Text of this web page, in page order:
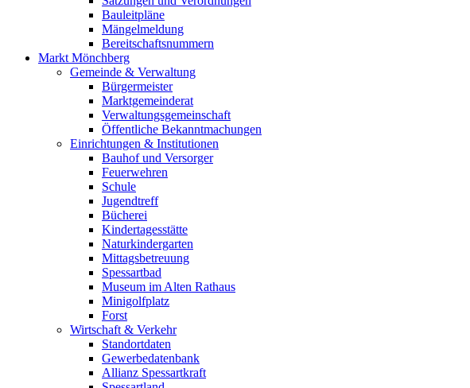
Bauleitpläne
Mängelmeldung
Bereitschaftsnummern
Markt Mönchberg
Gemeinde & Verwaltung
Bürgermeister
Marktgemeinderat
Verwaltungsgemeinschaft
Öffentliche Bekanntmachungen
Einrichtungen & Institutionen
Bauhof und Versorger
Feuerwehren
Schule
Jugendtreff
Bücherei
Kindertagesstätte
Naturkindergarten
Mittagsbetreuung
Spessartbad
Museum im Alten Rathaus
Minigolfplatz
Forst
Wirtschaft & Verkehr
Standortdaten
Gewerbedatenbank
Allianz Spessartkraft